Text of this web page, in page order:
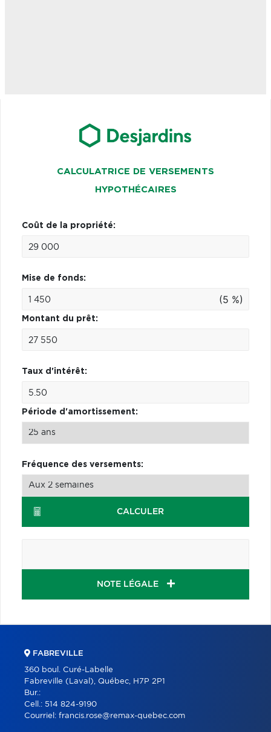
CALCULATRICE DE VERSEMENTS
HYPOTHÉCAIRES
Coût de la propriété:
Mise de fonds:
(5 %)
Montant du prêt:
Taux d'intérêt:
Période d'amortissement:
Fréquence des versements:
CALCULER
NOTE LÉGALE
FABREVILLE
360 boul. Curé-Labelle
Fabreville (Laval), Québec, H7P 2P1
Bur.:
Cell.: 514 824-9190
Courriel: francis.rose@remax-quebec.com